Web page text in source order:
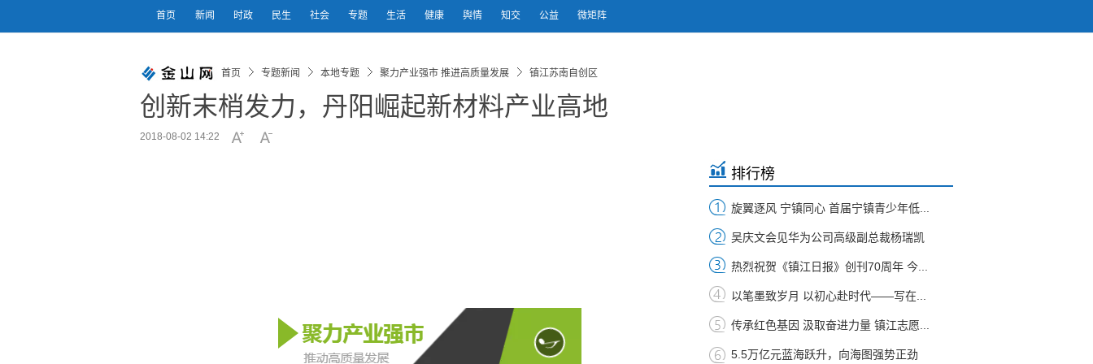
首页 新闻 时政 民生 社会 专题 生活 健康 舆情 知交 公益 微矩阵
首页 专题新闻 本地专题 聚力产业强市 推进高质量发展 镇江苏南自创区
创新末梢发力，丹阳崛起新材料产业高地
2018-08-02 14:22
排行榜
旋翼逐风 宁镇同心 首届宁镇青少年低...
吴庆文会见华为公司高级副总裁杨瑞凯
热烈祝贺《镇江日报》创刊70周年 今...
以笔墨致岁月 以初心赴时代——写在...
传承红色基因 汲取奋进力量 镇江志愿...
5.5万亿元蓝海跃升，向海图强势正劲